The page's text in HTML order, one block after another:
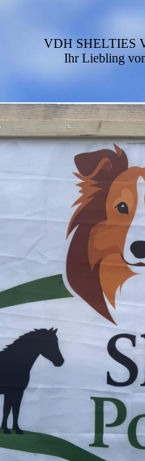
VDH SHELTIES
Ihr Liebling